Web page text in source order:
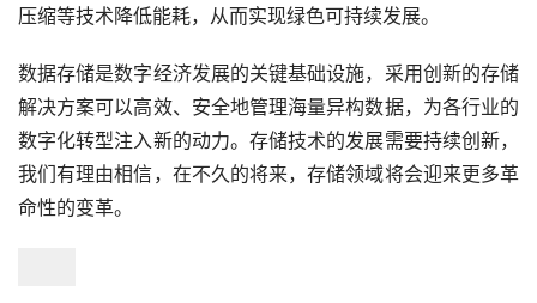
压缩等技术降低能耗，从而实现绿色可持续发展。
数据存储是数字经济发展的关键基础设施，采用创新的存储
解决方案可以高效、安全地管理海量异构数据，为各行业的
数字化转型注入新的动力。存储技术的发展需要持续创新，
我们有理由相信，在不久的将来，存储领域将会迎来更多革
命性的变革。